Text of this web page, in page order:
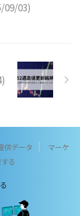
09/03)
供データ
マーケ
る